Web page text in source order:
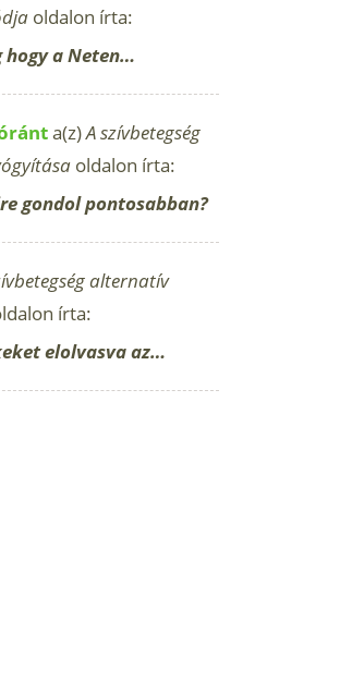
oldalon írta:
hogy a Neten…
a(z)A szívbetegség
oldalon írta:
gondol pontosabban?
alternatív
írta:
elolvasva az…